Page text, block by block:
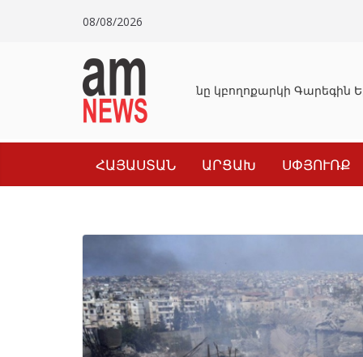
08/08/2026
Դատախազությունը կբողոքարկի Գարեգին
ՀԱՅԱՍՏԱՆ ԱՐՑԱԽ ՍՓՅՈՒՌՔ